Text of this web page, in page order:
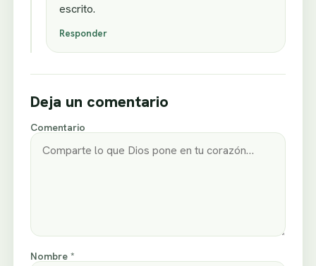
escrito.
Responder
Deja un comentario
Comentario
Nombre *